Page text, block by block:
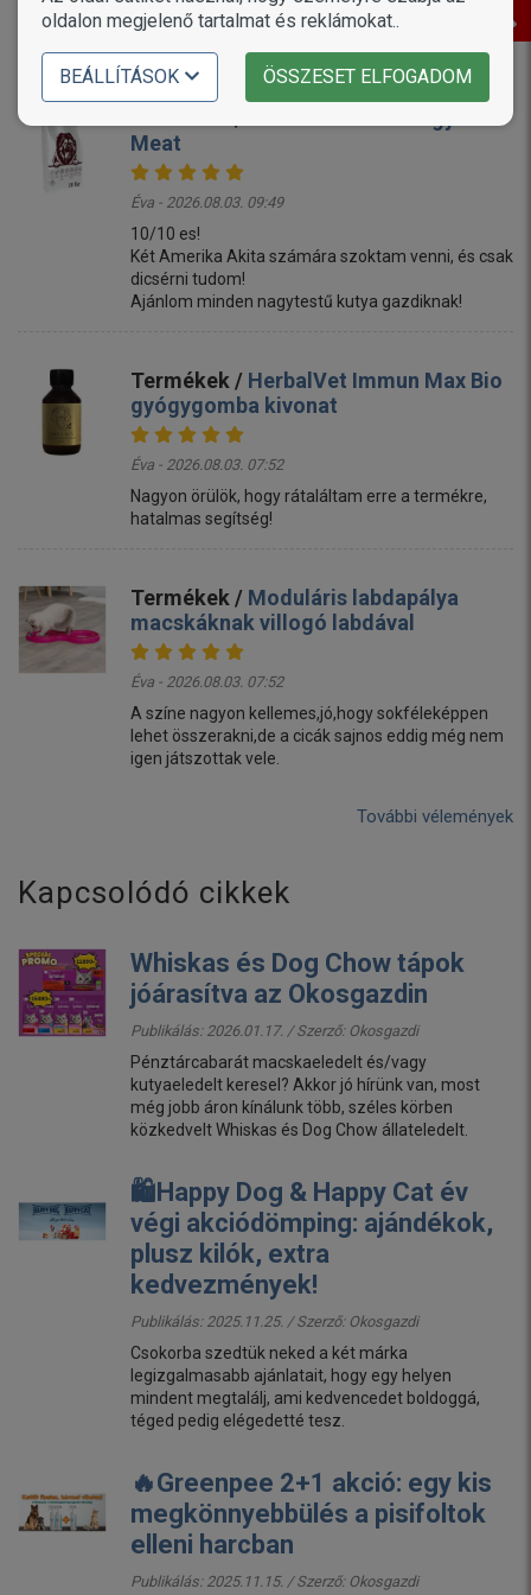
Mónika - 2026.08.03. 10:59
Meat
Éva - 2026.08.03. 09:49
10/10 es!
Két Amerika Akita számára szoktam venni, és csak
dicsérni tudom!
Ajánlom minden nagytestű kutya gazdiknak!
Termékek / HerbalVet Immun Max Bio
gyógygomba kivonat
Éva - 2026.08.03. 07:52
Nagyon örülök, hogy rátaláltam erre a termékre,
hatalmas segítség!
Termékek / Moduláris labdapálya
macskáknak villogó labdával
Éva - 2026.08.03. 07:52
A színe nagyon kellemes,jó,hogy sokféleképpen
lehet összerakni,de a cicák sajnos eddig még nem
igen játszottak vele.
További vélemények
Kapcsolódó cikkek
Whiskas és Dog Chow tápok
jóárasítva az Okosgazdin
Publikálás: 2026.01.17. / Szerző: Okosgazdi
Pénztárcabarát macskaeledelt és/vagy
kutyaeledelt keresel? Akkor jó hírünk van, most
még jobb áron kínálunk több, széles körben
közkedvelt Whiskas és Dog Chow állateledelt.
🛍️Happy Dog & Happy Cat év
végi akciódömping: ajándékok,
plusz kilók, extra
kedvezmények!
Publikálás: 2025.11.25. / Szerző: Okosgazdi
Csokorba szedtük neked a két márka
legizgalmasabb ajánlatait, hogy egy helyen
mindent megtalálj, ami kedvencedet boldoggá,
téged pedig elégedetté tesz.
🔥Greenpee 2+1 akció: egy kis
megkönnyebbülés a pisifoltok
elleni harcban
Publikálás: 2025.11.15. / Szerző: Okosgazdi
oldalon megjelenő tartalmat és reklámokat..
BEÁLLÍTÁSOK ÖSSZESET ELFOGADOM